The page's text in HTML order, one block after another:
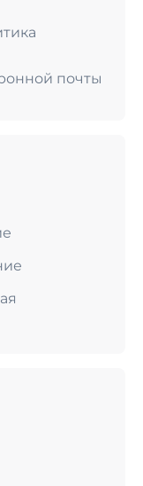
почты